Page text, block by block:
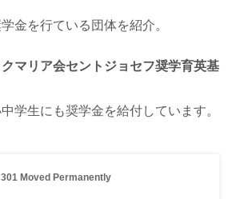
金を行ている団体を紹介。
マリア会セントジョセフ奨学育英基
学生にも奨学金を給付しています。
301 Moved Permanently